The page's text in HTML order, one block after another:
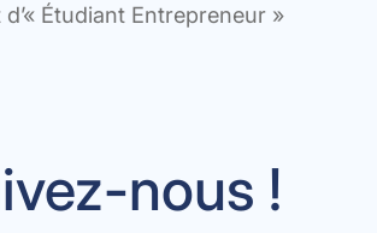
Étudiant Entrepreneur »
nous !